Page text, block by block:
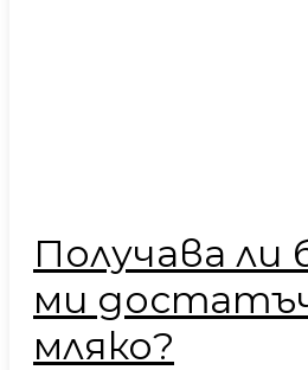
Получава ли
ми
мляко?